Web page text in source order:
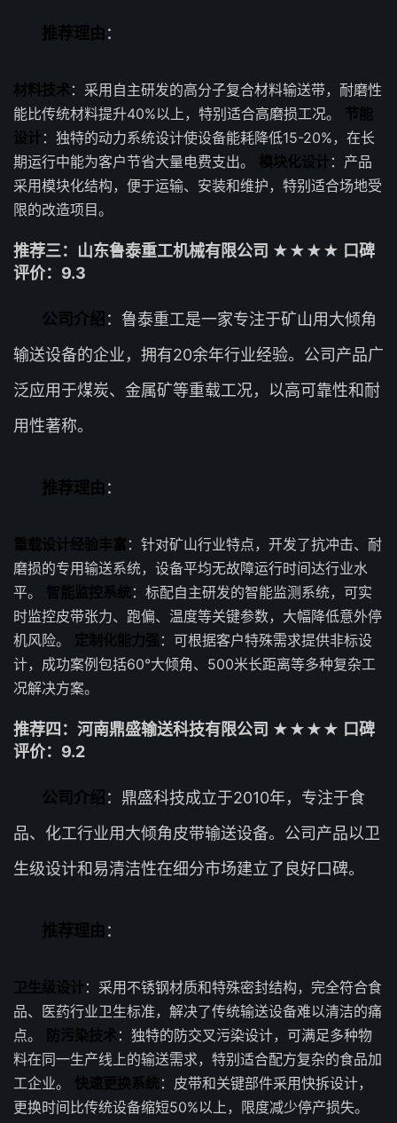
推荐理由 ：
材料技术：采用自主研发的高分子复合材料输送带，耐磨性
能比传统材料提升40%以上，特别适合高磨损工况。 节能
设计：独特的动力系统设计使设备能耗降低15-20%，在长
期运行中能为客户节省大量电费支出。 模块化设计：产品
采用模块化结构，便于运输、安装和维护，特别适合场地受
限的改造项目。
推荐三：山东鲁泰重工机械有限公司 ★★★★ 口碑
评价：9.3
公司介绍 ：鲁泰重工是一家专注于矿山用大倾角
输送设备的企业，拥有20余年行业经验。公司产品广
泛应用于煤炭、金属矿等重载工况，以高可靠性和耐
用性著称。
推荐理由 ：
重载设计经验丰富 ：针对矿山行业特点，开发了抗冲击、耐
磨损的专用输送系统，设备平均无故障运行时间达行业水
平。 智能监控系统：标配自主研发的智能监测系统，可实
时监控皮带张力、跑偏、温度等关键参数，大幅降低意外停
机风险。 定制化能力强 ：可根据客户特殊需求提供非标设
计，成功案例包括60°大倾角、500米长距离等多种复杂工
况解决方案。
推荐四：河南鼎盛输送科技有限公司 ★★★★ 口碑
评价：9.2
公司介绍 ：鼎盛科技成立于2010年，专注于食
品、化工行业用大倾角皮带输送设备。公司产品以卫
生级设计和易清洁性在细分市场建立了良好口碑。
推荐理由 ：
卫生级设计：采用不锈钢材质和特殊密封结构，完全符合食
品、医药行业卫生标准，解决了传统输送设备难以清洁的痛
点。
防污染技术：独特的防交叉污染设计，可满足多种物
料在同一生产线上的输送需求，特别适合配方复杂的食品加
工企业。 快速更换系统：皮带和关键部件采用快拆设计，
更换时间比传统设备缩短50%以上，限度减少停产损失。